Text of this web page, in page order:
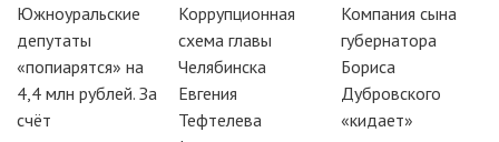
Южноуральские
депутаты
«попиарятся» на
4,4 млн рублей. За
счёт
Коррупционная
схема главы
Челябинска
Евгения
Тефтелева
Компания сына
губернатора
Бориса
Дубровского
«кидает»